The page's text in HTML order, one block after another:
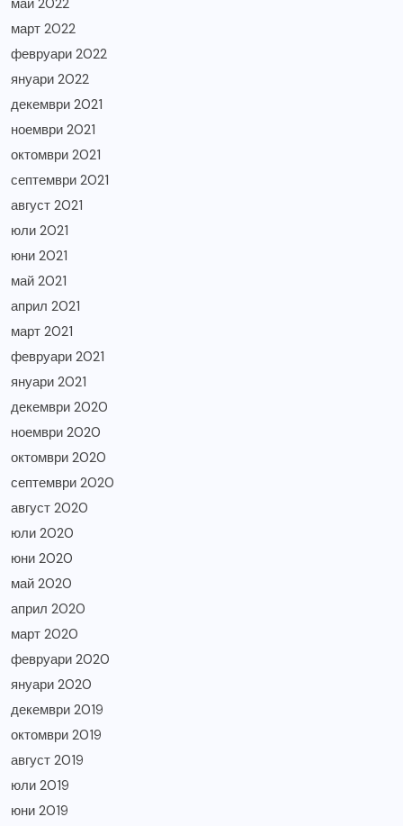
май 2022
март 2022
февруари 2022
януари 2022
декември 2021
ноември 2021
октомври 2021
септември 2021
август 2021
юли 2021
юни 2021
май 2021
април 2021
март 2021
февруари 2021
януари 2021
декември 2020
ноември 2020
октомври 2020
септември 2020
август 2020
юли 2020
юни 2020
май 2020
април 2020
март 2020
февруари 2020
януари 2020
декември 2019
октомври 2019
август 2019
юли 2019
юни 2019